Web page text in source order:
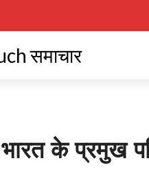
समाचार
के प्रमुख